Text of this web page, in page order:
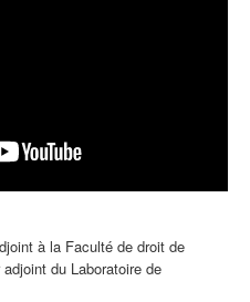
à la Faculté de droit de
du Laboratoire de